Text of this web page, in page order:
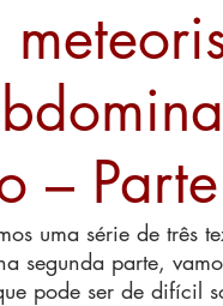
anais
–
uma série de três
segunda parte,
pode ser de difícil